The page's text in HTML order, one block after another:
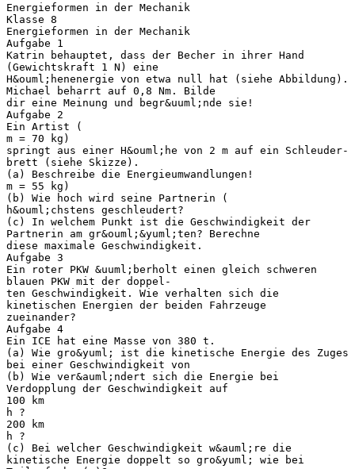
Energieformen in der Mechanik
Klasse 8
Energieformen in der Mechanik
Aufgabe 1
Katrin behauptet, dass der Becher in ihrer Hand
(Gewichtskraft 1 N) eine
H&ouml;henenergie von etwa null hat (siehe Abbildung).
Michael beharrt auf 0,8 Nm. Bilde
dir eine Meinung und begr&uuml;nde sie!
Aufgabe 2
Ein Artist (
m = 70 kg)
springt aus einer H&ouml;he von 2 m auf ein Schleuder-
brett (siehe Skizze).
(a) Beschreibe die Energieumwandlungen!
m = 55 kg)
(b) Wie hoch wird seine Partnerin (
h&ouml;chstens geschleudert?
(c) In welchem Punkt ist die Geschwindigkeit der
Partnerin am gr&ouml;&yuml;ten? Berechne
diese maximale Geschwindigkeit.
Aufgabe 3
Ein roter PKW &uuml;berholt einen gleich schweren
blauen PKW mit der doppel-
ten Geschwindigkeit. Wie verhalten sich die
kinetischen Energien der beiden Fahrzeuge
zueinander?
Aufgabe 4
Ein ICE hat eine Masse von 380 t.
(a) Wie gro&yuml; ist die kinetische Energie des Zuges
bei einer Geschwindigkeit von
(b) Wie ver&auml;ndert sich die Energie bei
Verdopplung der Geschwindigkeit auf
100 km
h ?
200 km
h ?
(c) Bei welcher Geschwindigkeit w&auml;re die
kinetische Energie doppelt so gro&yuml; wie bei